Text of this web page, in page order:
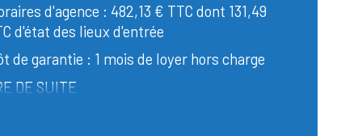
d'agence : 482,13 € TTC dont 131,49
d'état des lieux d'entrée
de garantie : 1 mois de loyer hors charge
DE SUITE